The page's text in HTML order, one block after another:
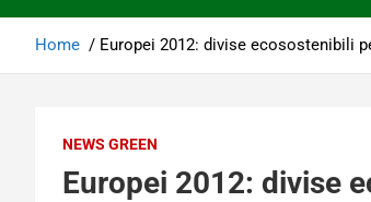
Home Europei 2012: divise ecosostenibili
NEWS GREEN
Europei 2012: divise